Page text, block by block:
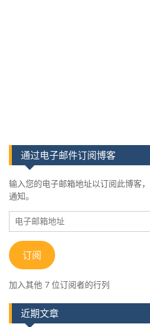
通过电子邮件订阅博客
输入您的电子邮箱地址以订阅此博客
通知。
电
子
邮
箱
地
址
订阅
加入其他 7 位订阅者的行列
近期文章